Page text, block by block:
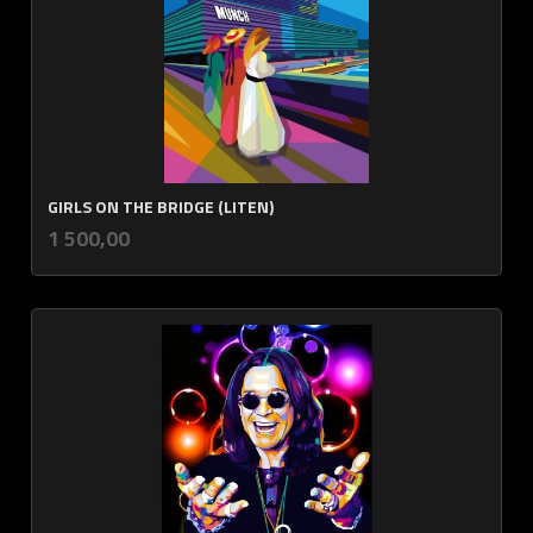
GIRLS ON THE BRIDGE (LITEN)
Pris
1 500,00mva.